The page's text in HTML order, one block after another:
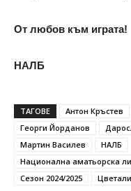
От любов към играта!
НАЛБ
ТАГОВЕ Антон Кръстев
Георги Йорданов
Мартин Василев
НАЛБ
Национална аматьорска
Сезон 2024/2025